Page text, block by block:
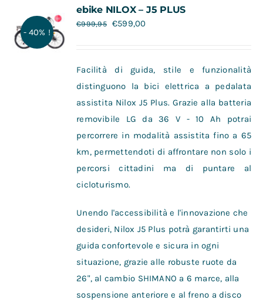
- 40% !
ebike NILOX – J5 PLUS
€999,95 €599,00
Facilità di guida, stile e funzionalità
distinguono la bici elettrica a pedalata
assistita Nilox J5 Plus. Grazie alla batteria
removibile LG da 36 V - 10 Ah potrai
percorrere in modalità assistita fino a 65
km, permettendoti di affrontare non solo i
percorsi cittadini ma di puntare al
cicloturismo.
Unendo l'accessibilità e l'innovazione che
desideri, Nilox J5 Plus potrà garantirti una
guida confortevole e sicura in ogni
situazione, grazie alle robuste ruote da
26", al cambio SHIMANO a 6 marce, alla
sospensione anteriore e al freno a disco